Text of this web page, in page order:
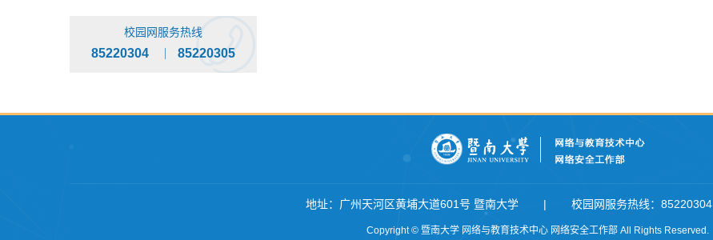
校园网服务热线
85220304 85220305
地址：广州天河区黄埔大道601号 暨南大学 | 校园网服务热线： 85220304
Copyright © 暨南大学 网络与教育技术中心 网络安全工作部 All Rights Reserved.